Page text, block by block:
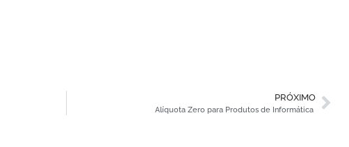
PRÓXIMO
Alíquota Zero para Produtos de Informática